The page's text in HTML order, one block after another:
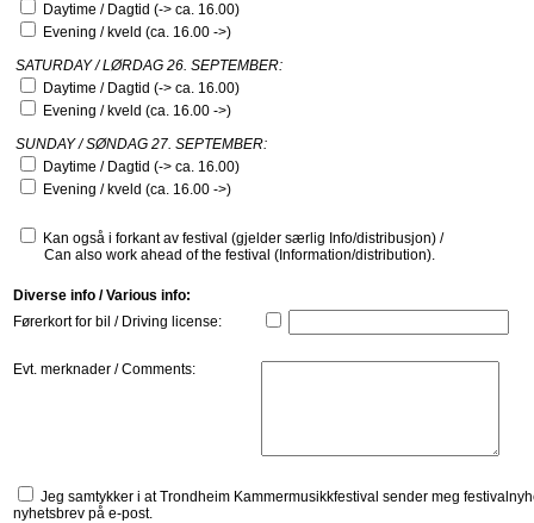
Daytime / Dagtid (-> ca. 16.00)
Evening / kveld (ca. 16.00 ->)
SATURDAY / LØRDAG 26. SEPTEMBER:
Daytime / Dagtid (-> ca. 16.00)
Evening / kveld (ca. 16.00 ->)
SUNDAY / SØNDAG 27. SEPTEMBER:
Daytime / Dagtid (-> ca. 16.00)
Evening / kveld (ca. 16.00 ->)
Kan også i forkant av festival (gjelder særlig Info/distribusjon) /
Can also work ahead of the festival (Information/distribution).
Diverse info / Various info:
Førerkort for bil / Driving license:
Evt. merknader / Comments:
Jeg samtykker i at Trondheim Kammermusikkfestival sender meg
nyhetsbrev på e-post.